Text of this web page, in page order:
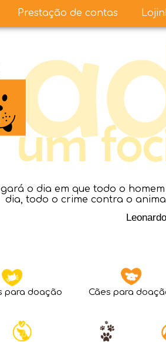
o dia em que todo o
dia, todo o crime contra o
para doação Cães para
Prestação de contas